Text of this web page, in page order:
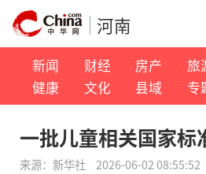
河南
新闻 财经 房产 旅
健康
文化 县域 专
一批儿童相关国家标
来源： 新华社 2026-06-02 08:55:52